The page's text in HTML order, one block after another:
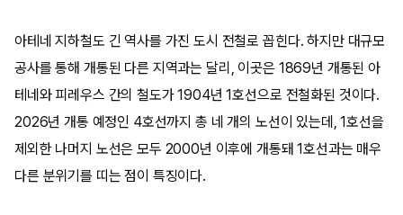
아테네 지하철도 긴 역사를 가진 도시 전철로 꼽힌다. 하지만 대규모
공사를 통해 개통된 다른 지역과는 달리, 이곳은 1869년 개통된 아
테네와 피레우스 간의 철도가 1904년 1호선으로 전철화된 것이다.
2026년 개통 예정인 4호선까지 총 네 개의 노선이 있는데, 1호선을
제외한 나머지 노선은 모두 2000년 이후에 개통돼 1호선과는 매우
다른 분위기를 띠는 점이 특징이다.